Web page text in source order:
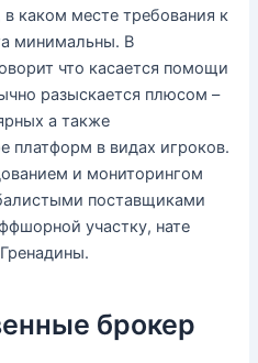
каком месте требования к
минимальны. В
что касается помощи
разыскается плюсом –
а также
платформ в видах игроков.
и мониторингом
поставщиками
участку, нате
брокер